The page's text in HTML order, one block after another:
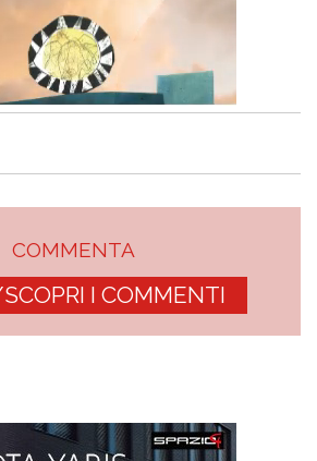
COMMENTA
I COMMENTI